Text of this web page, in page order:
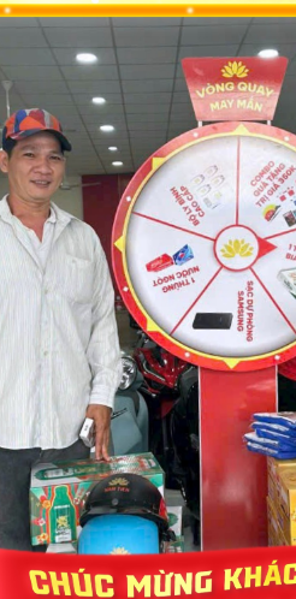
tại Xe điện Nam Tiến